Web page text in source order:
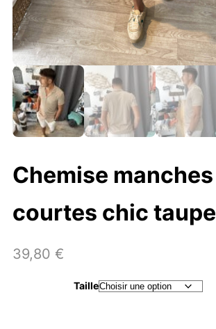
Chemise manches
courtes chic taupe
39,80 €
Taille